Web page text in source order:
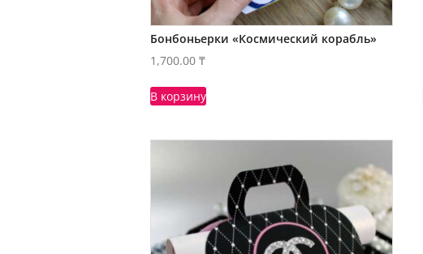
Бонбоньерки «Космический корабль»
1,700.00 ₸
В корзину